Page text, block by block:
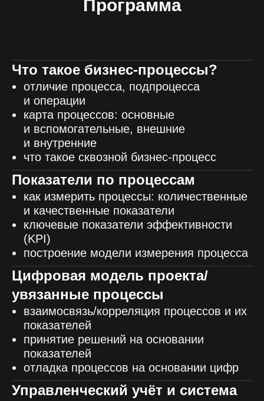
Программа
Что такое бизнес-процессы?
отличие процесса, подпроцесса
и операции
карта процессов: основные
и вспомогательные, внешние
и внутренние
что такое сквозной бизнес-процесс
Показатели по процессам
как измерить процессы: количественные
и качественные показатели
ключевые показатели эффективности
(KPI)
построение модели измерения процесса
Цифровая модель проекта/
увязанные процессы
взаимосвязь/корреляция процессов и их
показателей
принятие решений на основании
показателей
отладка процессов на основании цифр
Управленческий учёт и система